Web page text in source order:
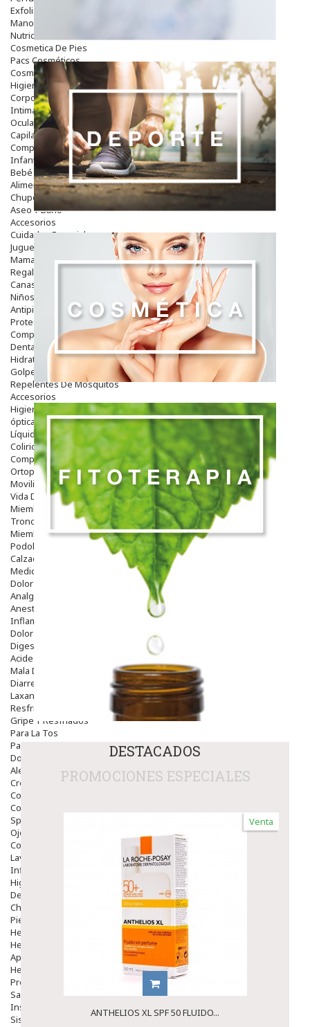
Exfoliantes Corporales
Manos Y Uñas
Nutricosmética
Cosmetica De Pies
Pacs Cosméticos
Cosmetica Facial Piel Sensible
Higiene
Corporal
Intima
Ocular
Capilar
Complementos
Infantil
Bebé
Alimentación Y Complementos
Chupetes Y Mordedores
Aseo Y Baño
Accesorios
Cuidados Especiales
Juguetes
Mama
Regalos
Canastilla
Niños
Antipiojos
Protección Solar
Complementos Alimentarios
Dentales
Hidratantes
Golpes Y Hematomas
Repelentes De Mosquitos
Accesorios
Higiene
óptica
Líquidos Lentillas
Colirios
Complementos Alimentarios.
Ortopedia - Accesorios
Movilidad
Vida Diaria
Miembro Superior
Tronco
Miembro Inferior
Podología
Calzado
Medicamentos
Dolor E Inflamación
Analgésicos
Anestésicos
Inflamación Articulaciones
Dolor Muscular / Articular
Digestivo
Acidez, Gases Y Ardores
Mala Digestion
Diarrea / Estreñimiento / Vómitos
Laxantes
Resfriados
Gripe Y Resfriados
Para La Tos
Para Descongestionar La Nariz
Dolor De Garganta
Alergias Y Picaduras
Cremas
Comprimidos
Colirios
Sprays
Ojos Y Oidos
Congestión
Lavado Ojos
Inflamación Del Oido (otitis)
Higiene Oido
Deshabituación Tabaquismo
Chicles
Piel
Herpes Y Hongos
Heridas Y úlceras
Aparato Genital
Hemorroides
Protectores Y Emolientes
Salud
Insomnio
Sistema Nervioso
DESTACADOS
PROMOCIONES ESPECIALES
Venta
ANTHELIOS XL SPF 50 FLUIDO...